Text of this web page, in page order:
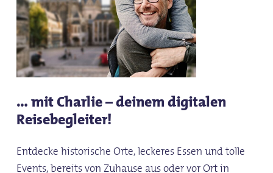
… mit Charlie – deinem digitalen
Reisebegleiter!
Entdecke historische Orte, leckeres Essen und tolle
Events, bereits von Zuhause aus oder vor Ort in